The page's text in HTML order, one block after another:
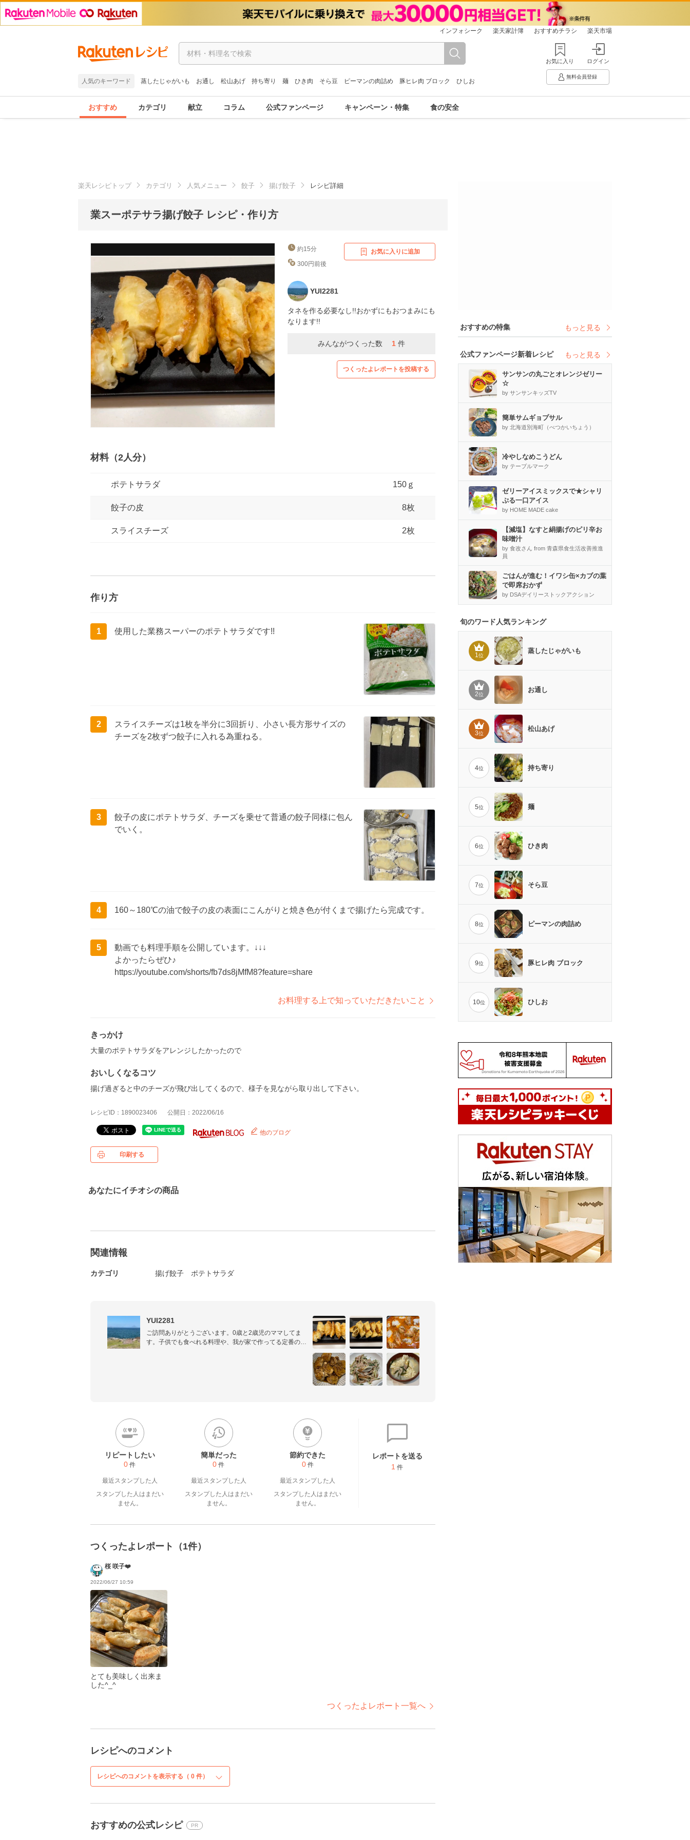
インフォシーク 楽天家計簿 おすすめチラシ 楽天市場
人気のキーワード 蒸したじゃがいも お通し 松山あげ 持ち寄り 麺 ひき肉 そら豆 ピーマンの肉詰め 豚ヒレ肉 ブロック ひしお
お気に入り ログイン
無料会員登録
おすすめ カテゴリ 献立 コラム 公式ファンページ キャンペーン・特集 食の安全
楽天レシピトップ カテゴリ 人気メニュー 餃子 揚げ餃子 レシピ詳細
業スーポテサラ揚げ餃子 レシピ・作り方
約15分
300円前後
お気に入りに追加
YUI2281
タネを作る必要なし!!おかずにもおつまみにも
なります!!
みんながつくった数 1 件
つくったよレポートを投稿する
材料（2人分）
ポテトサラダ 150ｇ
餃子の皮 8枚
スライスチーズ 2枚
作り方
1 使用した業務スーパーのポテトサラダです!!
2
スライスチーズは1枚を半分に3回折り、小さい長方形サイズの
チーズを2枚ずつ餃子に入れる為重ねる。
3
餃子の皮にポテトサラダ、チーズを乗せて普通の餃子同様に包ん
でいく。
4 160～180℃の油で餃子の皮の表面にこんがりと焼き色が付くまで揚げたら完成です。
5
動画でも料理手順を公開しています。↓↓↓
よかったらぜひ♪
https://youtube.com/shorts/fb7ds8jMfM8?feature=share
お料理する上で知っていただきたいこと
きっかけ
大量のポテトサラダをアレンジしたかったので
おいしくなるコツ
揚げ過ぎると中のチーズが飛び出してくるので、様子を見ながら取り出して下さい。
レシピID：1890023406 公開日：2022/06/16
他のブログ
印刷する
あなたにイチオシの商品
関連情報
カテゴリ 揚げ餃子 ポテトサラダ
YUI2281
ご訪問ありがとうございます。0歳と2歳児のママしてま
す。子供でも食べれる料理や、我が家で作ってる定番のご
リピートしたい
0 件
最近スタンプした人
スタンプした人はまだい
ません。
簡単だった
0 件
最近スタンプした人
スタンプした人はまだい
ません。
節約できた
0 件
最近スタンプした人
スタンプした人はまだい
ません。
レポートを送る
1 件
つくったよレポート（1件）
桜 咲子❤️
2022/06/27 10:59
とても美味しく出来ま
した^_^
つくったよレポート一覧へ
レシピへのコメント
レシピへのコメントを表示する（ 0 件）
おすすめの公式レシピ PR
おすすめの特集 もっと見る
公式ファンページ新着レシピ もっと見る
サンサンの丸ごとオレンジゼリー
☆
by サンサンキッズTV
簡単サムギョプサル
by 北海道別海町（べつかいちょう）
冷やしなめこうどん
by テーブルマーク
ゼリーアイスミックスで★シャリ
ぷる一口アイス
by HOME MADE cake
【減塩】なすと絹揚げのピリ辛お
味噌汁
by 食改さん from 青森県食生活改善推進
員
ごはんが進む！イワシ缶×カブの葉
で即席おかず
by DSAデイリーストックアクション
旬のワード人気ランキング
1位
蒸したじゃがいも
2位
お通し
3位
松山あげ
4位 持ち寄り
5位 麺
6位 ひき肉
7位 そら豆
8位 ピーマンの肉詰め
9位 豚ヒレ肉 ブロック
10位 ひしお